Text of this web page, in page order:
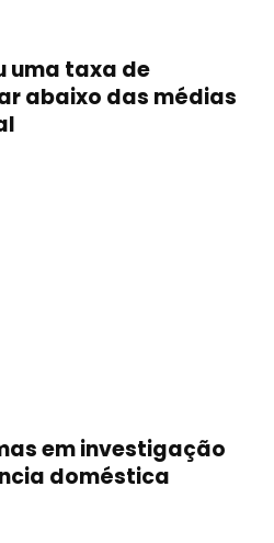
uma taxa de
abaixo das médias
em investigação
doméstica